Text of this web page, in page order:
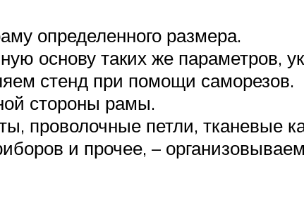
определенного размера.
основу таких же параметров,
стенд при помощи саморезов.
стороны рамы.
проволочные петли, тканевые
и прочее, –